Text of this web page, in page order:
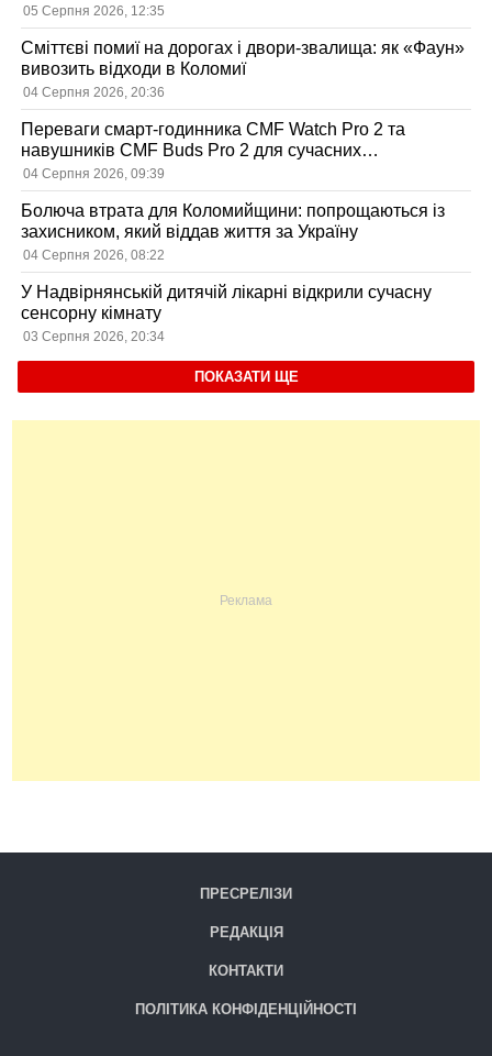
05 Серпня 2026, 12:35
Сміттєві помиї на дорогах і двори-звалища: як «Фаун»
вивозить відходи в Коломиї
04 Серпня 2026, 20:36
Переваги смарт-годинника CMF Watch Pro 2 та
навушників CMF Buds Pro 2 для сучасних
користувачів
04 Серпня 2026, 09:39
Болюча втрата для Коломийщини: попрощаються із
захисником, який віддав життя за Україну
04 Серпня 2026, 08:22
У Надвірнянській дитячій лікарні відкрили сучасну
сенсорну кімнату
03 Серпня 2026, 20:34
ПОКАЗАТИ ЩЕ
ПРЕСРЕЛІЗИ
РЕДАКЦІЯ
КОНТАКТИ
ПОЛІТИКА КОНФІДЕНЦІЙНОСТІ